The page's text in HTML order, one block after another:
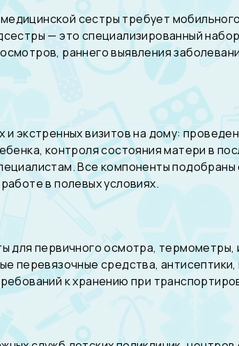
сестры требует
— это специализированный
раннего выявления
экстренных визитов на дому:
контроля состояния матери в
Все компоненты
в полевых условиях.
для первичного осмотра,
перевязочные средства,
к хранению при